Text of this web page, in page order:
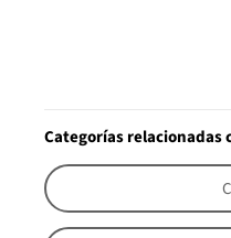
Categorías